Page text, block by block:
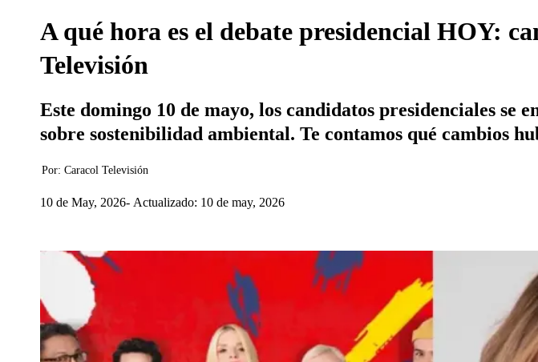
A qué hora es el debate presidencial HOY:
Televisión
Este domingo 10 de mayo, los candidatos presidenciales se
sobre sostenibilidad ambiental. Te contamos qué cambios
Por: Caracol Televisión
10 de May, 2026 Actualizado: 10 de may, 2026